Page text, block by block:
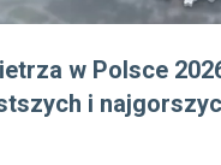
w Polsce
i